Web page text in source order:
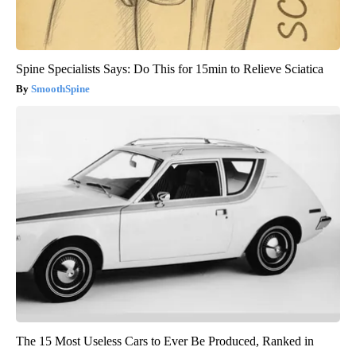
Spine Specialists Says: Do This for 15min to Relieve Sciatica
SmoothSpine
The 15 Most Useless Cars to Ever Be Produced, Ranked in